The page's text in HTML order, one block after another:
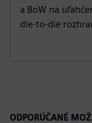
a BoW na
die-to-die
ODPORÚČANÉ